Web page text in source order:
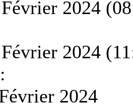
2024
2024
2024